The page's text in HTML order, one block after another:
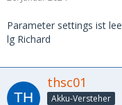
Parameter settings ist
lg Richard
thsc01
Akku-Versteher